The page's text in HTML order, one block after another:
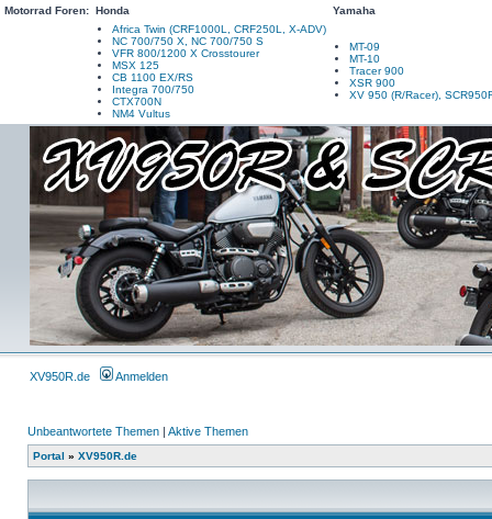
Motorrad Foren: Honda
Yamaha
Africa Twin (CRF1000L, CRF250L, X-ADV)
NC 700/750 X, NC 700/750 S
VFR 800/1200 X Crosstourer
MSX 125
CB 1100 EX/RS
Integra 700/750
CTX700N
NM4 Vultus
MT-09
MT-10
Tracer 900
XSR 900
XV 950 (R/Racer),
XV950R.de Anmelden
Unbeantwortete Themen | Aktive Themen
Portal » XV950R.de